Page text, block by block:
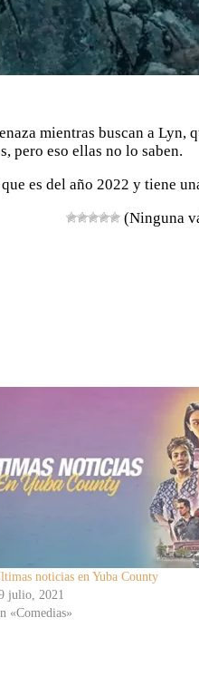
mientras buscan a
pero eso ellas no lo saben.
es del año 2022 y tiene
(Ninguna
noticias en Yuba County
julio, 2021
«Comedias»